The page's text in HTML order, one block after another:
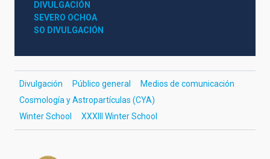
DIVULGACIÓN
SEVERO OCHOA
SO DIVULGACIÓN
Divulgación Público general
Medios de comunicación
Cosmología y Astropartículas (CYA)
Winter School
XXXIII Winter School